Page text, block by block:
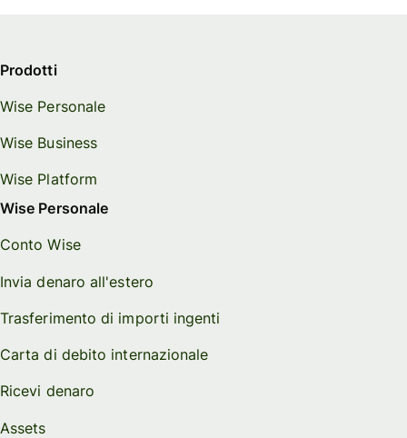
Prodotti
Wise Personale
Wise Business
Wise Platform
Wise Personale
Conto Wise
Invia denaro all'estero
Trasferimento di importi ingenti
Carta di debito internazionale
Ricevi denaro
Assets